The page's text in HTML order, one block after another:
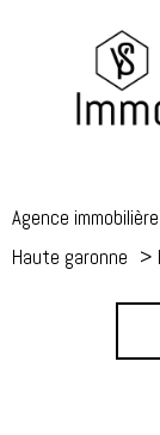
Agence
Haute garonne